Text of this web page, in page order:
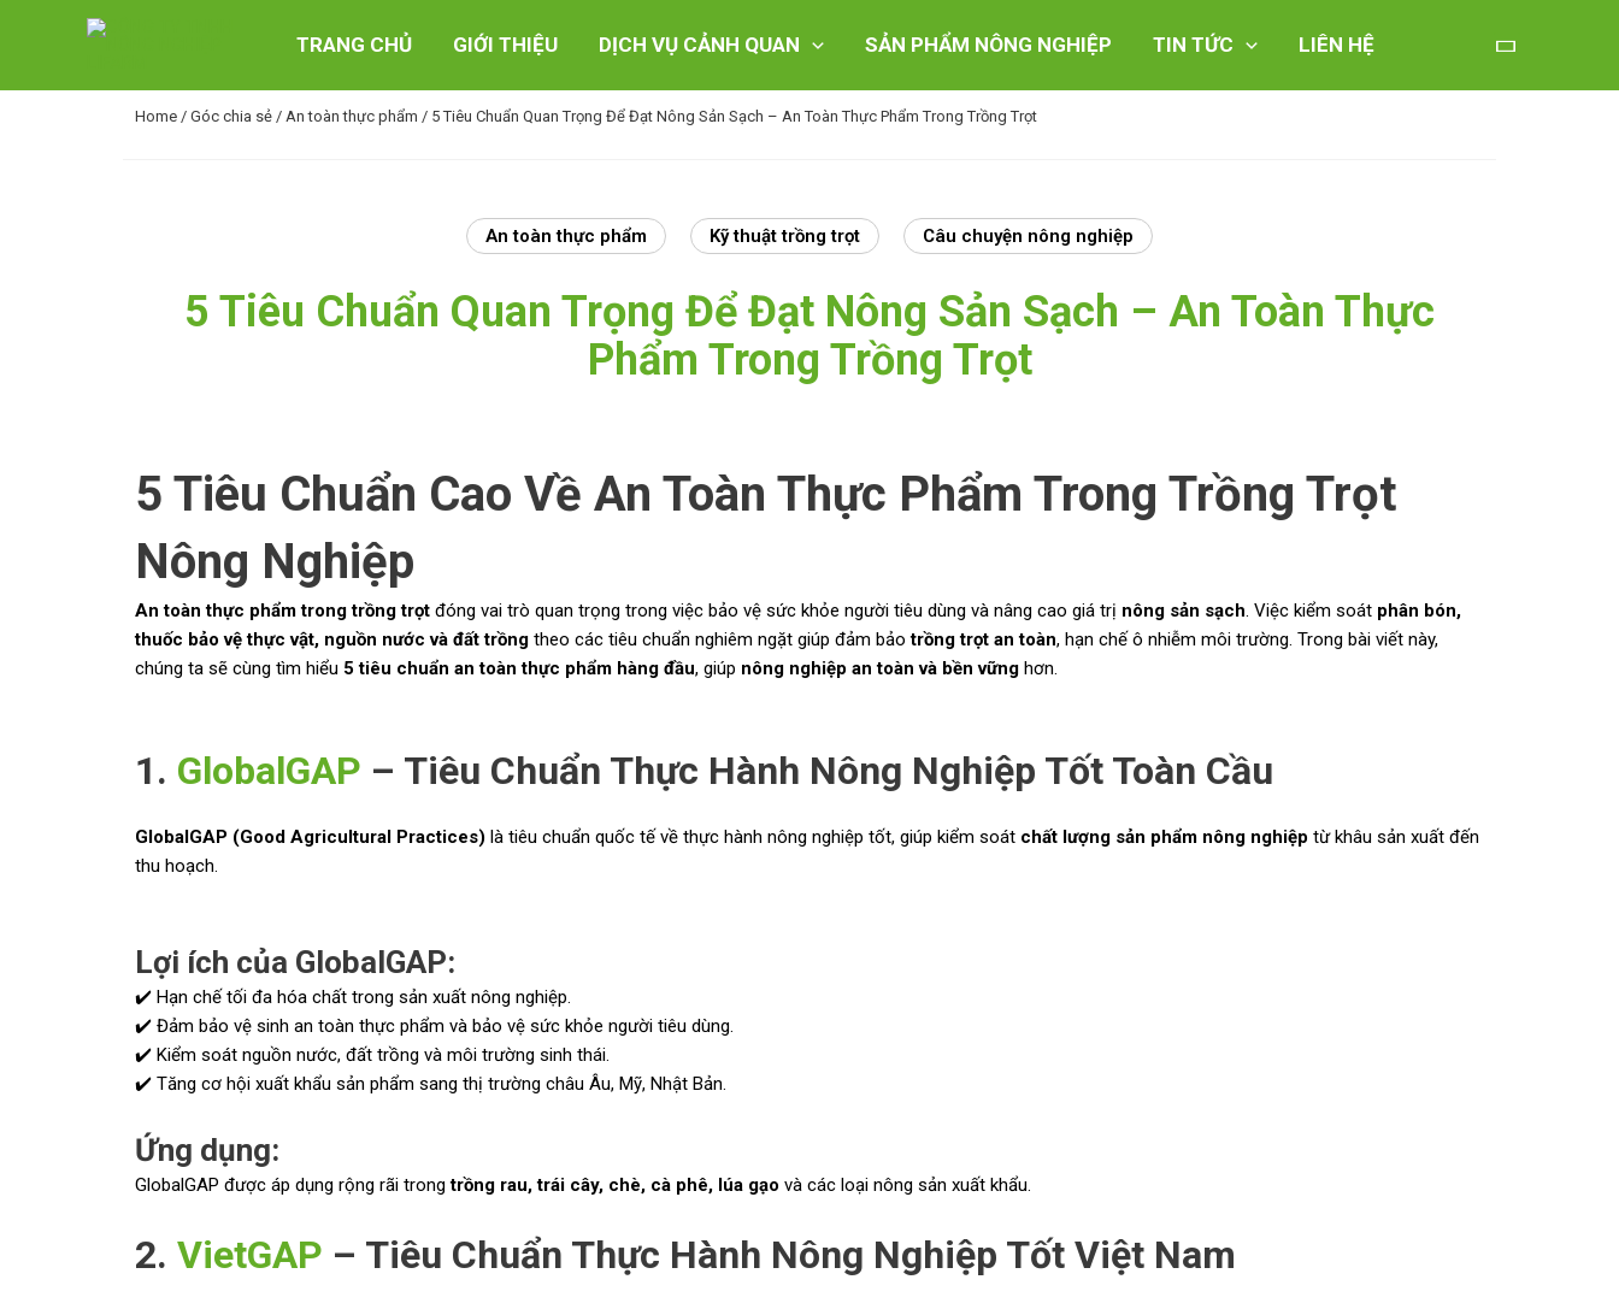
TRANG CHỦ GIỚI THIỆU DỊCH VỤ CẢNH QUAN SẢN PHẨM NÔNG NGHIỆP TIN TỨC LIÊN HỆ
Home / Góc chia sẻ / An toàn thực phẩm / 5 Tiêu Chuẩn Quan Trọng Để Đạt Nông Sản Sạch – An Toàn Thực Phẩm Trong Trồng Trọt
An toàn thực phẩm Kỹ thuật trồng trọt Câu chuyện nông nghiệp
5 Tiêu Chuẩn Quan Trọng Để Đạt Nông Sản Sạch – An Toàn Thực
Phẩm Trong Trồng Trọt
5 Tiêu Chuẩn Cao Về An Toàn Thực Phẩm Trong Trồng Trọt
Nông Nghiệp
An toàn thực phẩm trong trồng trọt đóng vai trò quan trọng trong việc bảo vệ sức khỏe người tiêu dùng và nâng cao giá trị nông sản sạch. Việc kiểm soát phân bón,
thuốc bảo vệ thực vật, nguồn nước và đất trồng theo các tiêu chuẩn nghiêm ngặt giúp đảm bảotrồng trọt an toàn, hạn chế ô nhiễm môi trường. Trong bài viết này,
chúng ta sẽ cùng tìm hiểu 5 tiêu chuẩn an toàn thực phẩm hàng đầu, giúp nông nghiệp an toàn và bền vững hơn.
1. GlobalGAP – Tiêu Chuẩn Thực Hành Nông Nghiệp Tốt Toàn Cầu
GlobalGAP (Good Agricultural Practices) là tiêu chuẩn quốc tế về thực hành nông nghiệp tốt, giúp kiểm soát chất lượng sản phẩm nông nghiệp từ khâu sản xuất đến
thu hoạch.
Lợi ích của GlobalGAP:
✔️ Hạn chế tối đa hóa chất trong sản xuất nông nghiệp.
✔️ Đảm bảo vệ sinh an toàn thực phẩm và bảo vệ sức khỏe người tiêu dùng.
✔️ Kiểm soát nguồn nước, đất trồng và môi trường sinh thái.
✔️ Tăng cơ hội xuất khẩu sản phẩm sang thị trường châu Âu, Mỹ, Nhật Bản.
Ứng dụng:
GlobalGAP được áp dụng rộng rãi trongtrồng rau, trái cây, chè, cà phê, lúa gạo và các loại nông sản xuất khẩu.
2. VietGAP – Tiêu Chuẩn Thực Hành Nông Nghiệp Tốt Việt Nam